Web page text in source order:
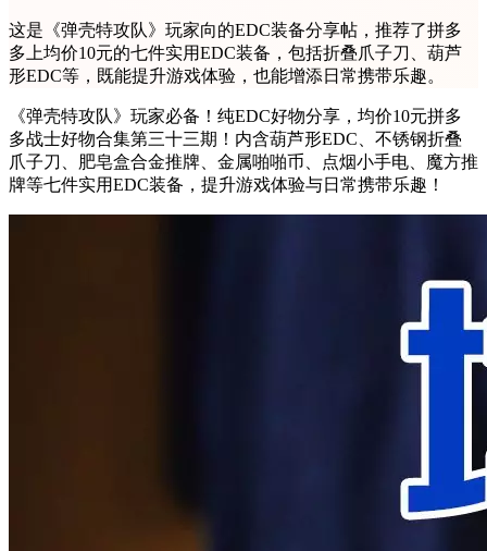
这是《弹壳特攻队》玩家向的EDC装备分享帖，推荐了拼多
多上均价10元的七件实用EDC装备，包括折叠爪子刀、葫芦
形EDC等，既能提升游戏体验，也能增添日常携带乐趣。
《弹壳特攻队》玩家必备！纯EDC好物分享，均价10元拼多
多战士好物合集第三十三期！内含葫芦形EDC、不锈钢折叠
爪子刀、肥皂盒合金推牌、金属啪啪币、点烟小手电、魔方推
牌等七件实用EDC装备，提升游戏体验与日常携带乐趣！